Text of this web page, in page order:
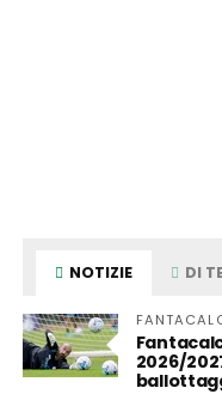
NOTIZIE DI
2026/